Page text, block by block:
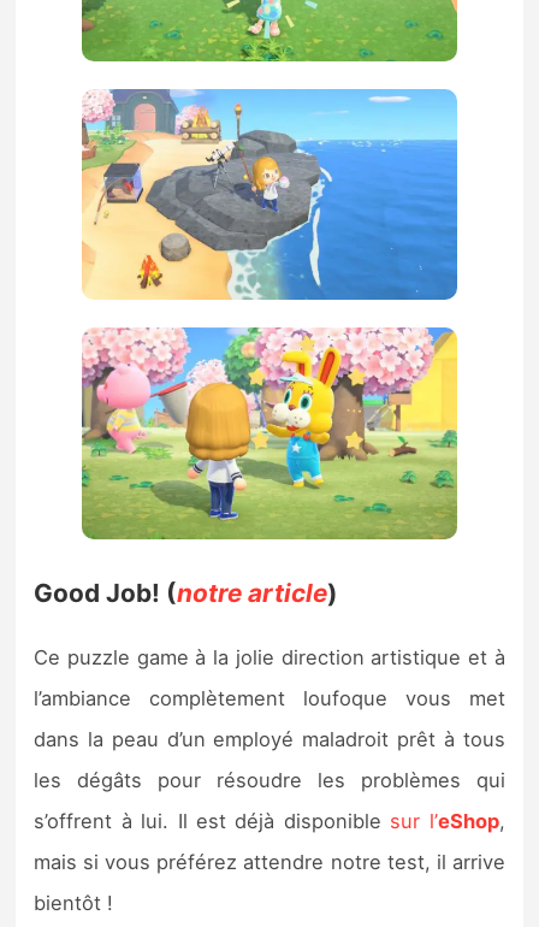
Good Job! (notre article)
Ce puzzle game à la jolie direction artistique et à
l’ambiance complètement loufoque vous met
dans la peau d’un employé maladroit prêt à tous
les dégâts pour résoudre les problèmes qui
s’offrent à lui. Il est déjà disponible sur l’eShop,
mais si vous préférez attendre notre test, il arrive
bientôt !